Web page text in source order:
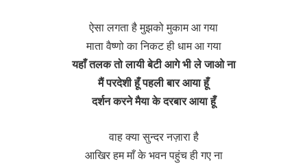
ऐसा लगता है मुझको मुकाम आ गया
माता वैष्णो का निकट ही धाम आ गया
यहाँ तलक तो लायी बेटी आगे भी ले जाओ ना
मैं परदेशी हूँ पहली बार आया हूँ
दर्शन करने मैया के दरबार आया हूँ
वाह क्या सुन्दर नज़ारा है
आखिर हम माँ के भवन पहुंच ही गए ना